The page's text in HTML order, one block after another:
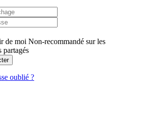
de moi Non-recommandé sur les
partagés
oublié ?